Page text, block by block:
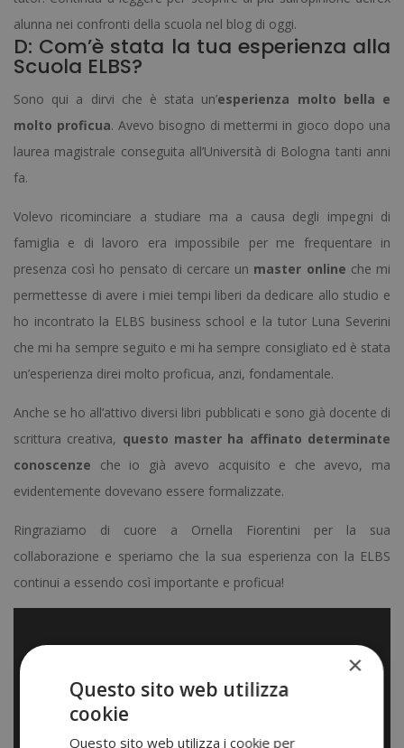
alunna nei confronti della scuola nel blog di oggi.
D: Com’è stata la tua esperienza alla
Scuola ELBS?
Sono qui a dirvi che è stata un’esperienza molto bella e
molto proficua. Avevo bisogno di mettermi in gioco dopo una
laurea magistrale conseguita all’Università di Bologna tanti anni
fa.
Volevo ricominciare a studiare ma a causa degli impegni di
famiglia e di lavoro era impossibile per me frequentare in
presenza così ho pensato di cercare un master online che mi
permettesse di avere i miei tempi liberi da dedicare allo studio e
ho incontrato la ELBS business school e la tutor Luna Severini
che mi ha sempre seguito e mi ha sempre consigliato ed è stata
un’esperienza direi molto proficua, anzi, fondamentale.
Anche se ho all’attivo diversi libri pubblicati e sono già docente di
scrittura creativa, questo master ha affinato determinate
conoscenze che io già avevo acquisito e che avevo, ma
evidentemente dovevano essere formalizzate.
Ringraziamo di cuore a Ornella Fiorentini per la sua
collaborazione e speriamo che la sua esperienza con la ELBS
continui a essendo così importante e proficua!
×
Questo sito web utilizza
cookie
Questo sito web utilizza i cookie per